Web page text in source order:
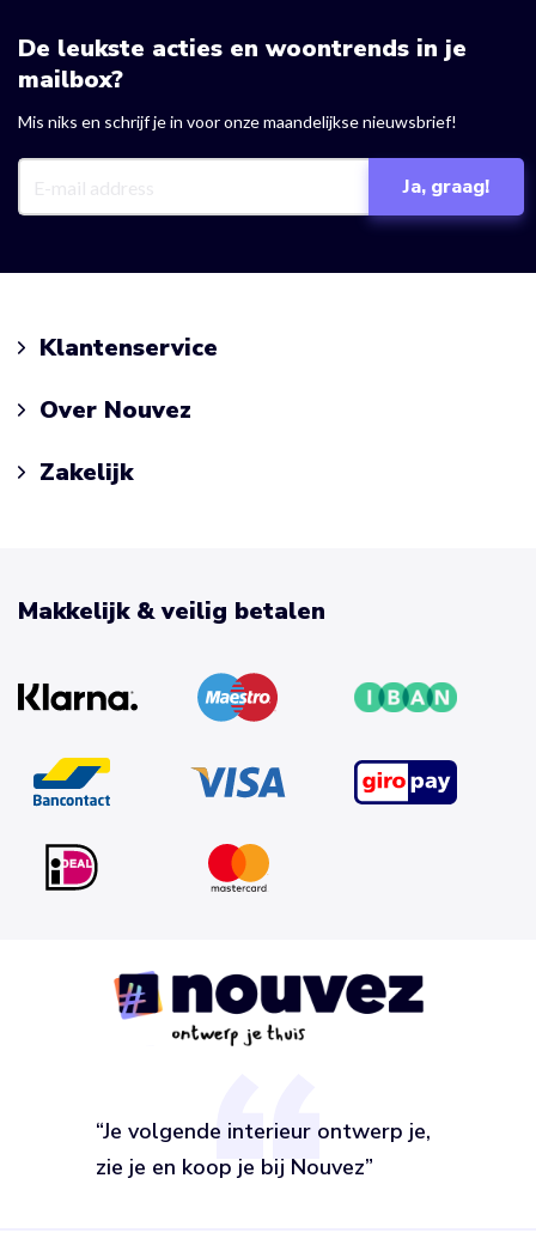
De leukste acties en woontrends in je
mailbox?
Mis niks en schrijf je in voor onze maandelijkse nieuwsbrief!
Klantenservice
Over Nouvez
Zakelijk
“Je volgende interieur ontwerp je,
zie je en koop je bij Nouvez”
Makkelijk & veilig betalen